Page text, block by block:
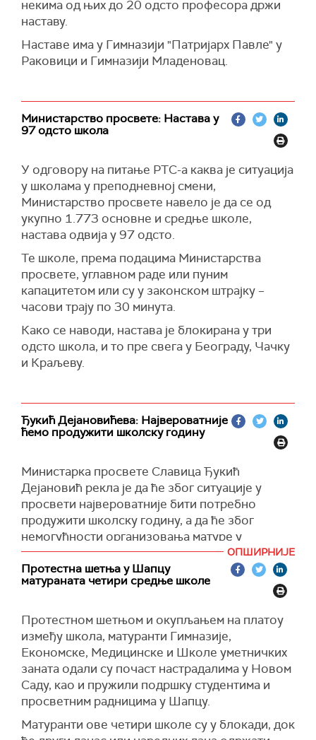
некима од њих до 20 одсто професора држи
наставу.
Наставе има у Гимназији "Патријарх Павле" у
Раковици и Гимназији Младеновац.
Министарство просвете: Настава у
97 одсто школа
У одговору на питање РТС-а каква је ситуација
у школама у преподневној смени,
Министарство просвете навело је да се од
укупно 1.773 основне и средње школе,
настава одвија у 97 одсто.
Те школе, према подацима Министарства
просвете, углавном раде или пуним
капацитетом или су у законском штрајку –
часови трају по 30 минута.
Како се наводи, настава је блокирана у три
одсто школа, и то пре свега у Београду, Чачку
и Краљеву.
Ђукић Дејановићева: Највероватније
ћемо продужити школску годину
Министарка просвете Славица Ђукић
Дејановић рекла је да ће због ситуације у
просвети највероватније бити потребно
продужити школску годину, а да ће због
немогућности организовања матуре у
предвиђеном термину, она морти да буде
одложена.
"За све што се догодило до сада тражимо да
Све време ћемо настојати да кроз дијалог
пронађемо решење", навела је Ђукић
Дејановићева за телевизијуК1говорећи о
штрајковима у школама, захтевима синдиката и
последицама блокада у појединим
образовним установама, преноси
"Највероватније ће бити потребно продужити
ОПШИРНИЈЕ
Протестна шетња у Шапцу
матураната четири средње школе
Протестном шетњом и окупљањем на платоу
између школа, матуранти Гимназије,
Економске, Медицинске и Школе уметничких
заната одали су почаст настрадалима у Новом
Саду, као и пружили подршку студентима и
просветним радницима у Шапцу.
Матуранти ове четири школе су у блокади, док